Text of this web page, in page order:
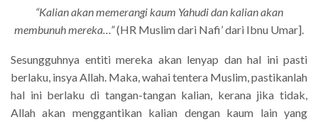
“Kalian akan memerangi kaum Yahudi dan kalian akan
membunuh mereka…”(HR Muslim dari Nafi’ dari Ibnu Umar].
Sesungguhnya entiti mereka akan lenyap dan hal ini pasti
berlaku, insya Allah. Maka, wahai tentera Muslim, pastikanlah
hal ini berlaku di tangan-tangan kalian, kerana jika tidak,
Allah akan menggantikan kalian dengan kaum lain yang